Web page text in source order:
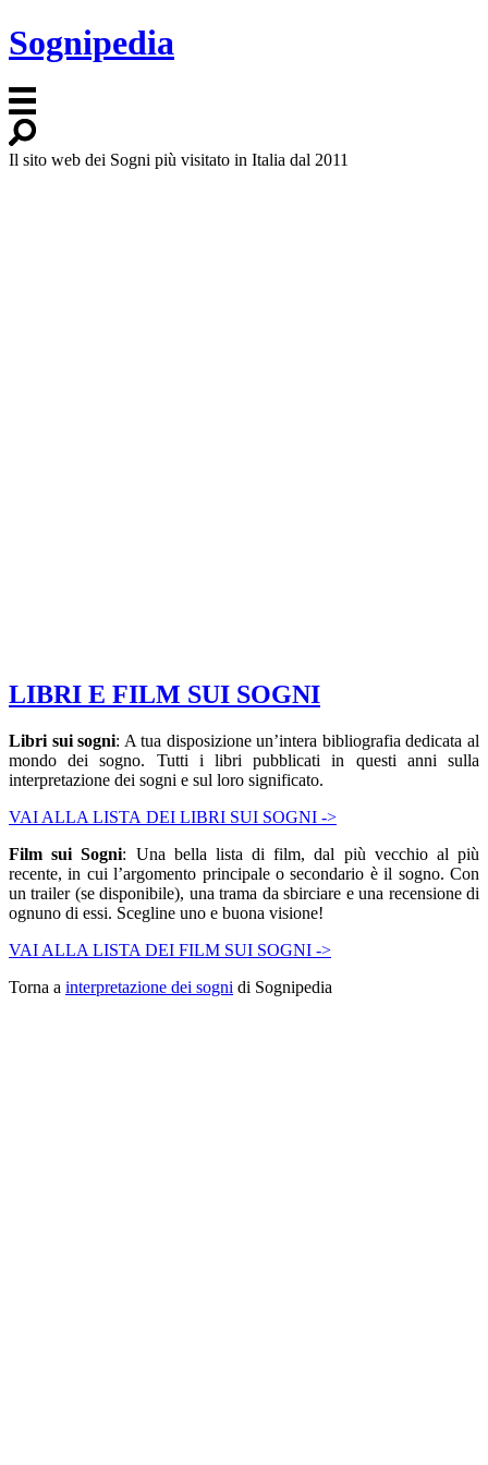
Sognipedia
Il sito web dei Sogni più visitato in Italia dal 2011
LIBRI E FILM SUI SOGNI
Libri sui sogni: A tua disposizione un’intera bibliografia dedicata al
mondo dei sogno. Tutti i libri pubblicati in questi anni sulla
interpretazione dei sogni e sul loro significato.
VAI ALLA LISTA DEI LIBRI SUI SOGNI ->
Film sui Sogni: Una bella lista di film, dal più vecchio al più
recente, in cui l’argomento principale o secondario è il sogno. Con
un trailer (se disponibile), una trama da sbirciare e una recensione di
ognuno di essi. Scegline uno e buona visione!
VAI ALLA LISTA DEI FILM SUI SOGNI ->
Torna a interpretazione dei sogni di Sognipedia